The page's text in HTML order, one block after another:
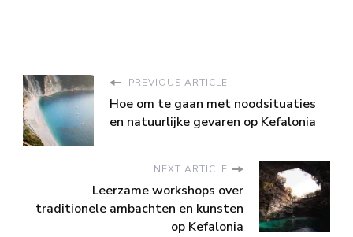
PREVIOUS ARTICLE
Hoe om te gaan met noodsituaties
en natuurlijke gevaren op Kefalonia
NEXT ARTICLE
Leerzame workshops over
traditionele ambachten en kunsten
op Kefalonia